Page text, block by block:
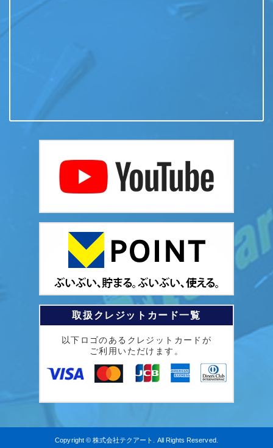
取扱クレジットカード一覧
以下ロゴのあるクレジットカードが
ご利用いただけます。
Copyright © 株式会社テクアート. All Rights Reserved.